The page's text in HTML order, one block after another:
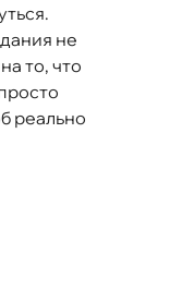
не
то, что
реально